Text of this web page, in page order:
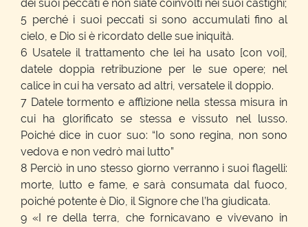
dei suoi peccati e non siate coinvolti nei suoi castighi;
5 perché i suoi peccati si sono accumulati fino al
cielo, e Dio si è ricordato delle sue iniquità.
6 Usatele il trattamento che lei ha usato [con voi],
datele doppia retribuzione per le sue opere; nel
calice in cui ha versato ad altri, versatele il doppio.
7 Datele tormento e afflizione nella stessa misura in
cui ha glorificato se stessa e vissuto nel lusso.
Poiché dice in cuor suo: “Io sono regina, non sono
vedova e non vedrò mai lutto”
8 Perciò in uno stesso giorno verranno i suoi flagelli:
morte, lutto e fame, e sarà consumata dal fuoco,
poiché potente è Dio, il Signore che l’ha giudicata.
9 «I re della terra, che fornicavano e vivevano in